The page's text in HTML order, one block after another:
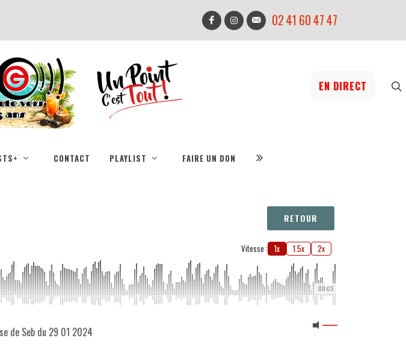
02 41 60 47 47
EN DIRECT
CONTACT PLAYLIST FAIRE UN DON
RETOUR
Vitesse : 1x 1.5x 2x
00:05
de Seb du 29 01 2024